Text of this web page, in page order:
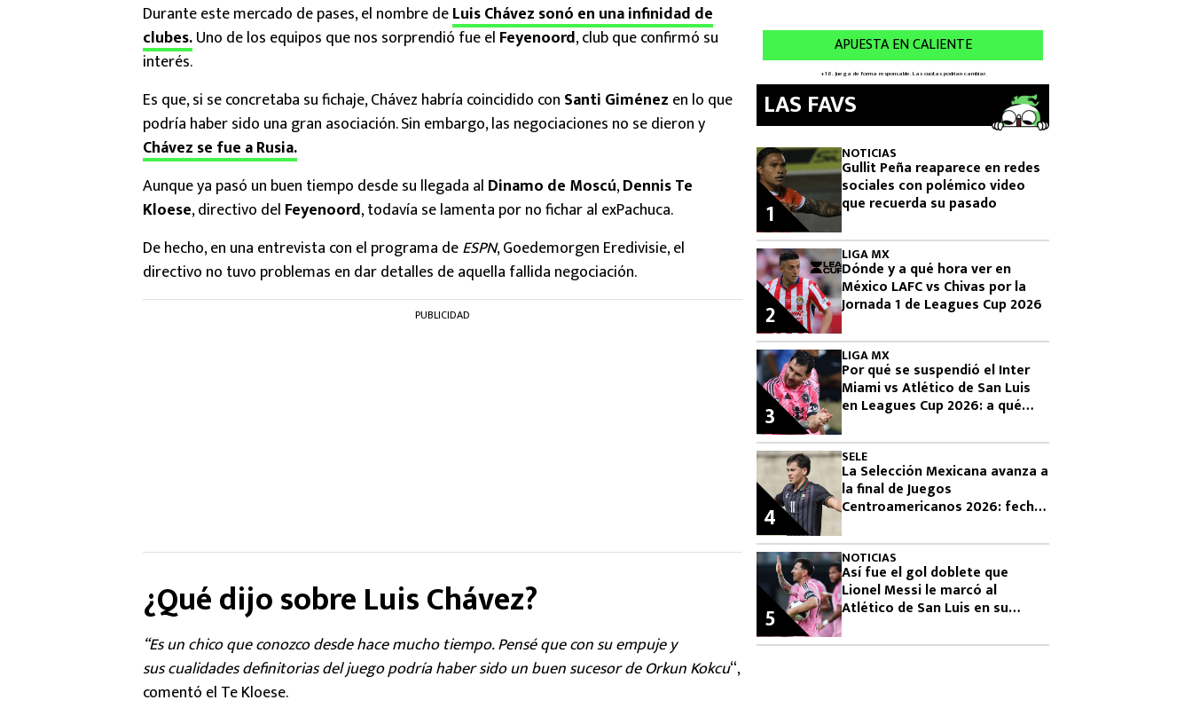
Durante este mercado de pases, el nombre deLuis Chávez sonó en una infinidad de
clubes.Uno de los equipos que nos sorprendió fue el Feyenoord, club que confirmó su
interés.
Es que, si se concretaba su fichaje, Chávez habría coincidido con Santi Giménez en lo que
podría haber sido una gran asociación. Sin embargo, las negociaciones no se dieron y
Chávez se fue a Rusia.
Aunque ya pasó un buen tiempo desde su llegada al Dinamo de Moscú,Dennis Te
Kloese, directivo del Feyenoord, todavía se lamenta por no fichar al exPachuca.
De hecho, en una entrevista con el programa deESPN, Goedemorgen Eredivisie, el
directivo no tuvo problemas en dar detalles de aquella fallida negociación.
PUBLICIDAD
¿Qué dijo sobre Luis Chávez?
“Es un chico que conozco desde hace mucho tiempo. Pensé que con su empuje y
sus cualidades definitorias del juego podría haber sido un buen sucesor de Orkun Kokcu“,
comentó el Te Kloese.
LAS FAVS
NOTICIAS
Gullit Peña reaparece en redes
sociales con polémico video
que recuerda su pasado
1
LIGA MX
Dónde y a qué hora ver en
México LAFC vs Chivas por la
Jornada 1 de Leagues Cup 2026
2
LIGA MX
Por qué se suspendió el Inter
Miami vs Atlético de San Luis
en Leagues Cup 2026: a qué
3
SELE
La Selección Mexicana avanza a
la final de Juegos
Centroamericanos 2026: fecha,
4
NOTICIAS
Así fue el gol doblete que
Lionel Messi le marcó al
Atlético de San Luis en su
5